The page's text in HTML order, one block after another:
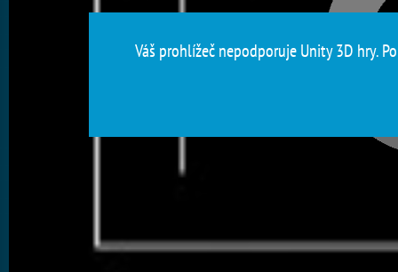
Váš prohlížeč nepodporuje Unity 3D hry.